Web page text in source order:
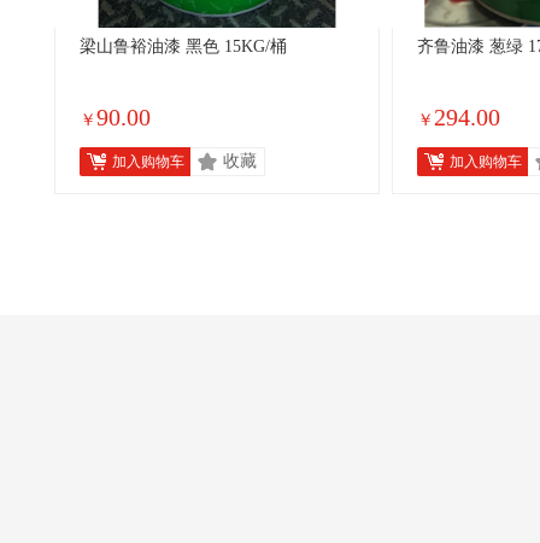
梁山鲁裕油漆 黑色 15KG/桶
￥ 90.00
加入购物车 收藏
齐鲁油漆 葱绿
￥ 294.00
加入购物车